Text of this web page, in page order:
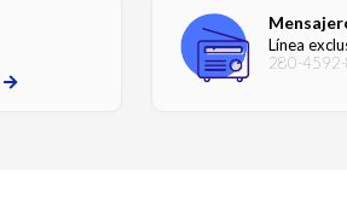
Línea
280-